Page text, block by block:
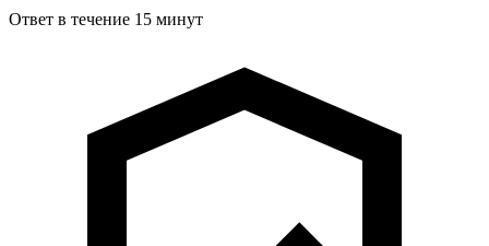
Ответ в течение 15 минут